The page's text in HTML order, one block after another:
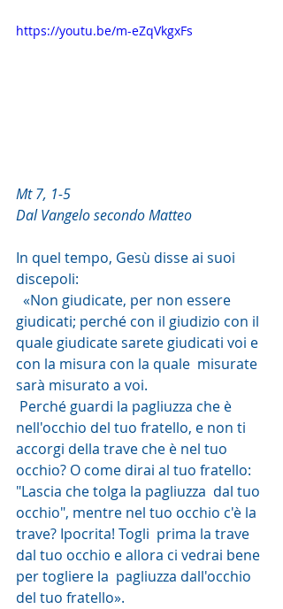
https://youtu.be/m-eZqVkgxFs
Mt 7, 1-5
Dal Vangelo secondo Matteo
In quel tempo, Gesù disse ai suoi
discepoli:
giudicati; perché con il giudizio con il
quale giudicate sarete giudicati voi e
con la misura con la quale  misurate
sarà misurato a voi.
nell'occhio del tuo fratello, e non ti
accorgi della trave che è nel tuo
occhio? O come dirai al tuo fratello:
"Lascia che tolga la pagliuzza  dal tuo
occhio", mentre nel tuo occhio c'è la
trave? Ipocrita! Togli  prima la trave
dal tuo occhio e allora ci vedrai bene
per togliere la  pagliuzza dall'occhio
del tuo fratello».